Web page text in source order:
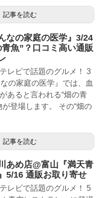
記事を読む
なの家庭の医学』3/24
魚”？口コミ高い通販
レビで話題のグルメ！ 3
の家庭の医学』では、血
あると言われる“畑の青
登場します。 その“畑の
記事を読む
あめ店@富山『満天青
5/16 通販お取り寄せ
レビで話題のグルメ！ 5